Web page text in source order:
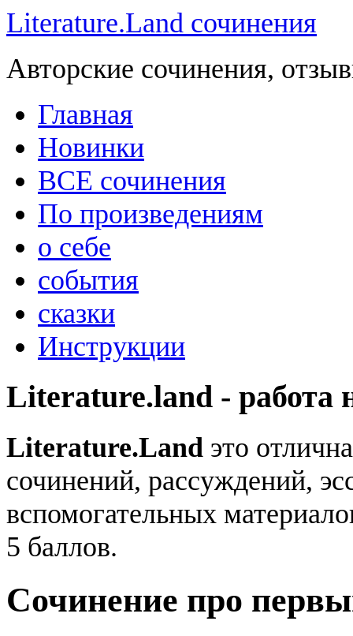
Literature.Land сочинения
Авторские сочинения,
Главная
Новинки
ВСЕ сочинения
По произведениям
о себе
события
сказки
Инструкции
Literature.land - работа
Literature.Land это
сочинений, рассуждений,
вспомогательных
5 баллов.
Сочинение про